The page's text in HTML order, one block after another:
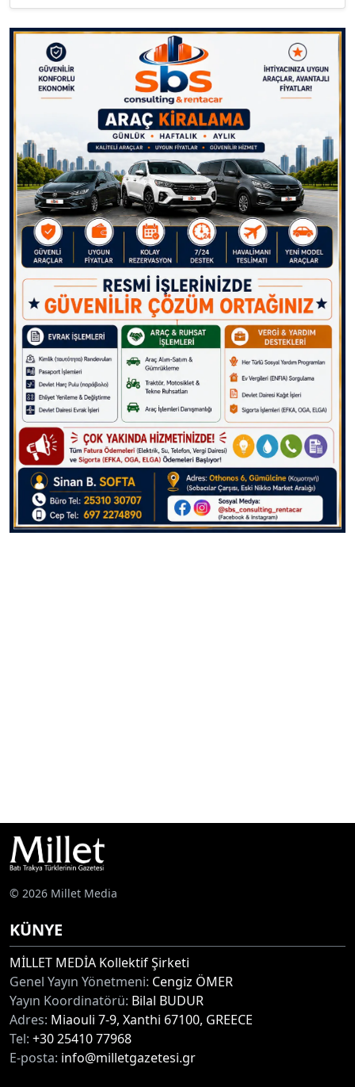
© 2026 Millet Media
KÜNYE
MİLLET MEDİA Kollektif Şirketi
Genel Yayın Yönetmeni: Cengiz ÖMER
Yayın Koordinatörü: Bilal BUDUR
Adres: Miaouli 7-9, Xanthi 67100, GREECE
Tel: +30 25410 77968
E-posta: info@milletgazetesi.gr